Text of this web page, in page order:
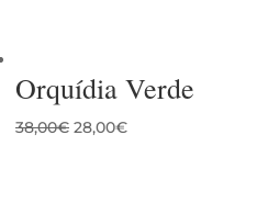
Orquídia Verde
38,00€ El
28,00€El